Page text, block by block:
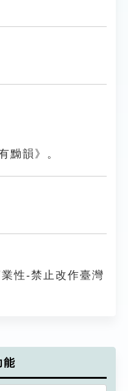
黝韻》。
性-禁止改作臺灣
能